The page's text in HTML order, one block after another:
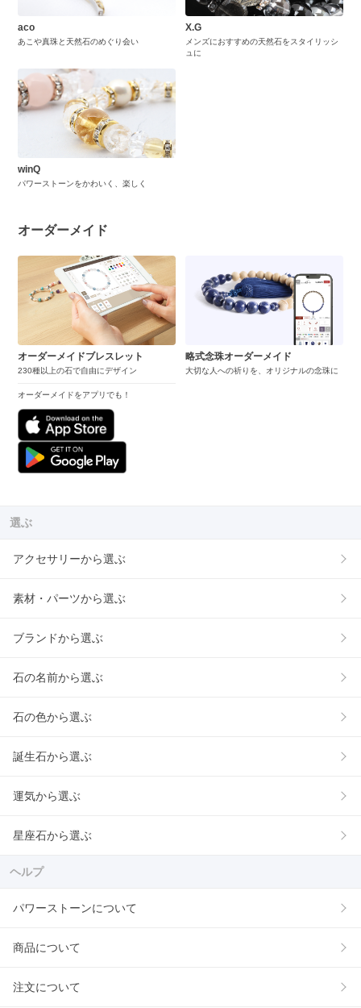
aco
あこや真珠と天然石のめぐり会い
X.G
メンズにおすすめの天然石をスタイリッシ
ュに
winQ
パワーストーンをかわいく、楽しく
オーダーメイド
オーダーメイドブレスレット
230種以上の石で自由にデザイン
オーダーメイドをアプリでも！
略式念珠オーダーメイド
大切な人への祈りを、オリジナルの念珠に
選ぶ
アクセサリーから選ぶ
素材・パーツから選ぶ
ブランドから選ぶ
石の名前から選ぶ
石の色から選ぶ
誕生石から選ぶ
運気から選ぶ
星座石から選ぶ
ヘルプ
パワーストーンについて
商品について
注文について